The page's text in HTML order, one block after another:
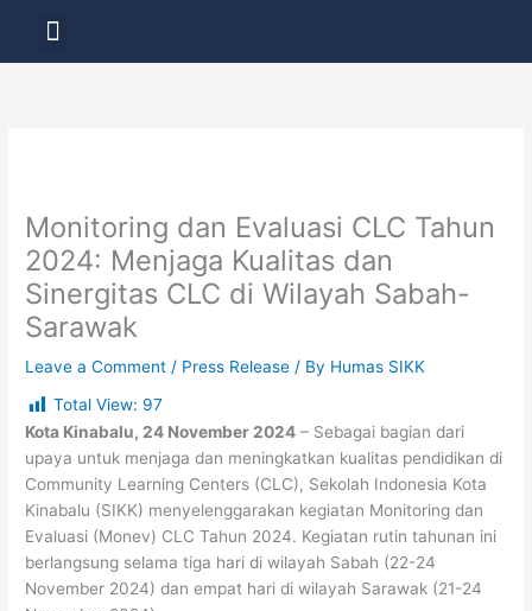
content
Menu
Monitoring dan Evaluasi CLC Tahun
2024: Menjaga Kualitas dan
Sinergitas CLC di Wilayah Sabah-
Sarawak
Leave a Comment / Press Release / By Humas SIKK
Total View: 97
Kota Kinabalu, 24 November 2024 – Sebagai bagian dari
upaya untuk menjaga dan meningkatkan kualitas pendidikan di
Community Learning Centers (CLC), Sekolah Indonesia Kota
Kinabalu (SIKK) menyelenggarakan kegiatan Monitoring dan
Evaluasi (Monev) CLC Tahun 2024. Kegiatan rutin tahunan ini
berlangsung selama tiga hari di wilayah Sabah (22-24
November 2024) dan empat hari di wilayah Sarawak (21-24